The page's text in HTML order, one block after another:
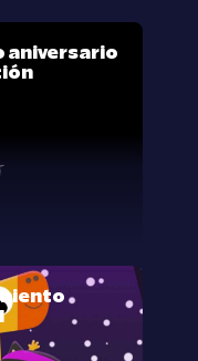
aniversario